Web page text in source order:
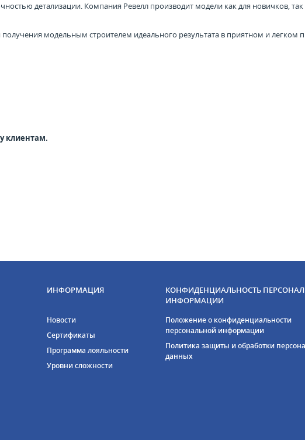
детализации. Компания Ревелл производит модели как для новичков,
получения модельным строителем идеального результата в приятном и легком
клиентам.
ИНФОРМАЦИЯ
Новости
Сертификаты
Программа лояльности
Уровни сложности
КОНФИДЕНЦИАЛЬНОСТЬ
ИНФОРМАЦИИ
Положение о конфиденциальности
персональной информации
Политика защиты и обработки
данных